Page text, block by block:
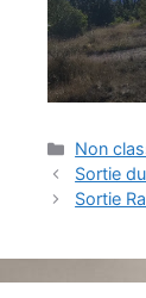
Non
Sortie
Sortie